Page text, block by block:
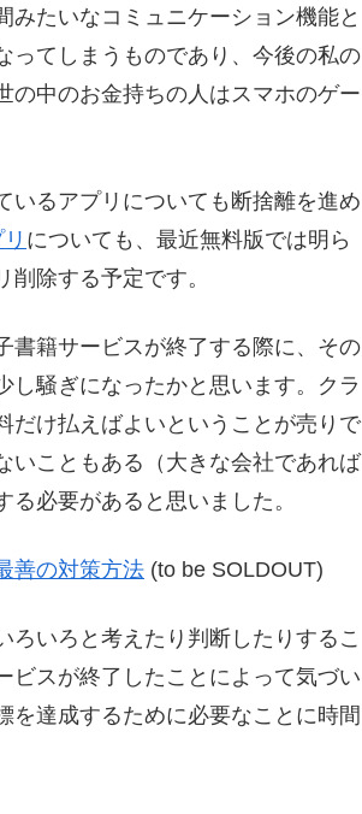
みたいなコミュニケーション機能と
ってしまうものであり、今後の私の
の中のお金持ちの人はスマホのゲー
いるアプリについても断捨離を進め
についても、最近無料版では明ら
除する予定です。
書籍サービスが終了する際に、その
騒ぎになったかと思います。クラ
だけ払えばよいということが売りで
いこともある（大きな会社であれば
必要があると思いました。
善の対策方法 (to be SOLDOUT)
ろいろと考えたり判断したりするこ
ビスが終了したことによって気づい
を達成するために必要なことに時間